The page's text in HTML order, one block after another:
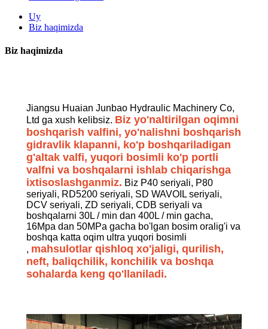
Uy
Biz haqimizda
Biz haqimizda
Jiangsu Huaian Junbao Hydraulic Machinery Co,
Ltd ga xush kelibsiz. Biz yo'naltirilgan oqimni
boshqarish valfini, yo'nalishni boshqarish
gidravlik klapanni, ko'p boshqariladigan
g'altak valfi, yuqori bosimli ko'p portli
valfni va boshqalarni ishlab chiqarishga
ixtisoslashganmiz. Biz P40 seriyali, P80
seriyali, RD5200 seriyali, SD WAVOIL seriyali,
DCV seriyali, ZD seriyali, CDB seriyali va
boshqalarni 30L / min dan 400L / min gacha,
16Mpa dan 50MPa gacha bo'lgan bosim oralig'i va
boshqa katta oqim ultra yuqori bosimli
, mahsulotlar qishloq xo'jaligi, qurilish,
neft, baliqchilik, konchilik va boshqa
sohalarda keng qo'llaniladi.